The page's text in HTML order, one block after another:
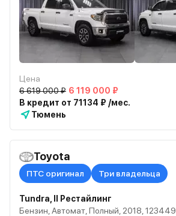
Цена
6 619 000 ₽ 6 119 000 ₽
В кредит от 71134 ₽ /мес.
Тюмень
Toyota
ПТС оригинал Три владельца
Tundra, II Рестайлинг
Бензин, Автомат, Полный, 2018, 123449